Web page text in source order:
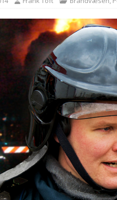
[ 5. august 2026 ] Advarer:
i det offentlige